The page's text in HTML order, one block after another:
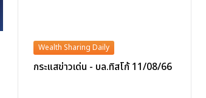
Wealth Sharing Daily
กระแสข่าวเด่น - บล.ทิสโก้ 11/08/66